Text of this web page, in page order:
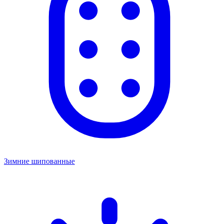
Зимние шипованные